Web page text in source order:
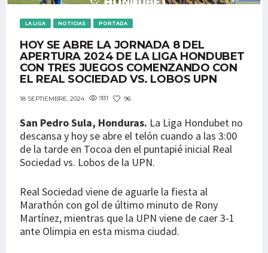
LA LIGA NOTICIAS PORTADA
HOY SE ABRE LA JORNADA 8 DEL
APERTURA 2024 DE LA LIGA HONDUBET
CON TRES JUEGOS COMENZANDO CON
EL REAL SOCIEDAD VS. LOBOS UPN
18 SEPTIEMBRE, 2024 931 96
San Pedro Sula, Honduras. La Liga Hondubet no
descansa y hoy se abre el telón cuando a las 3:00
de la tarde en Tocoa den el puntapié inicial Real
Sociedad vs. Lobos de la UPN.
Real Sociedad viene de aguarle la fiesta al
Marathón con gol de último minuto de Rony
Martínez, mientras que la UPN viene de caer 3-1
ante Olimpia en esta misma ciudad.